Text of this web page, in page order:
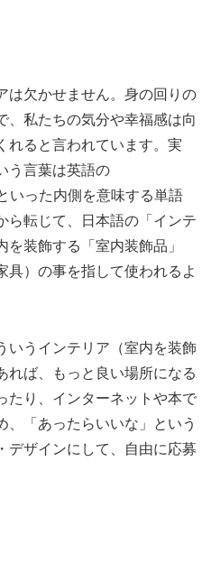
は欠かせません。身の回りの
、私たちの気分や幸福感は向
れると言われています。実
う言葉は英語の
いった内側を意味する単語
ら転じて、日本語の「インテ
装飾する「室内装飾品」
具）の事を指して使われるよ
いうインテリア（室内を装飾
れば、もっと良い場所になる
たり、インターネットや本で
、「あったらいいな」という
デザインにして、自由に応募